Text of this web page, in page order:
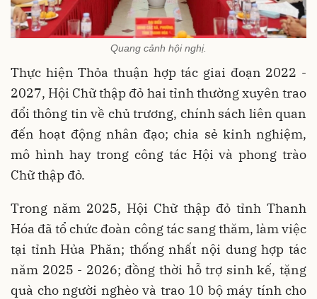
Quang cảnh hội nghị.
Thực hiện Thỏa thuận hợp tác giai đoạn 2022 -
2027, Hội Chữ thập đỏ hai tỉnh thường xuyên trao
đổi thông tin về chủ trương, chính sách liên quan
đến hoạt động nhân đạo; chia sẻ kinh nghiệm,
mô hình hay trong công tác Hội và phong trào
Chữ thập đỏ.
Trong năm 2025, Hội Chữ thập đỏ tỉnh Thanh
Hóa đã tổ chức đoàn công tác sang thăm, làm việc
tại tỉnh Hủa Phăn; thống nhất nội dung hợp tác
năm 2025 - 2026; đồng thời hỗ trợ sinh kế, tặng
quà cho người nghèo và trao 10 bộ máy tính cho